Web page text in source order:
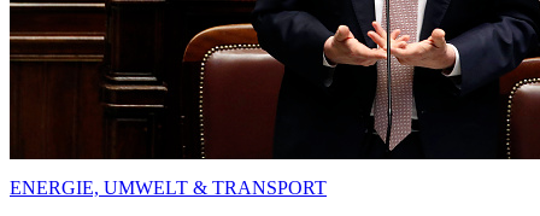
ENERGIE, UMWELT & TRANSPORT